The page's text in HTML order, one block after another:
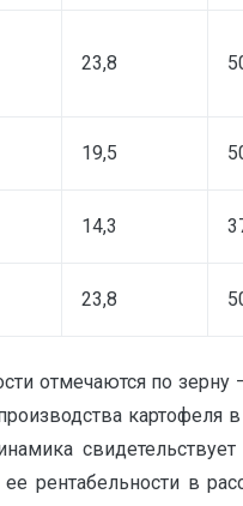
23,8
19,5
14,3
23,8
отмечаются по
рентабельности в